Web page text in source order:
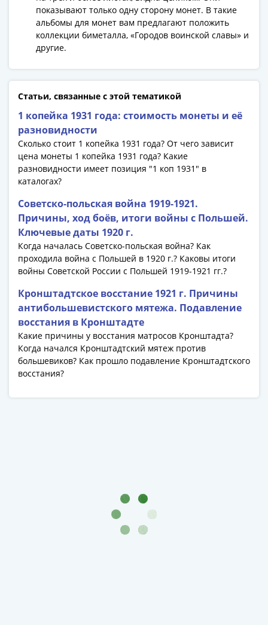
ВНЕШПОСЫЛТОРГ
Дорожные
Круизные
Отрезные
(серия
Другие
Наборы
коллекции
показывают только одну сторону монет. В такие
альбомы для монет вам предлагают положить
коллекции биметалла, «Городов воинской славы» и
другие.
Статьи, связанные с этой тематикой
1 копейка 1931 года: стоимость монеты и её
разновидности
Сколько стоит 1 копейка 1931 года? От чего зависит
цена монеты 1 копейка 1931 года? Какие
разновидности имеет позиция "1 коп 1931" в
каталогах?
Советско-польская война 1919-1921.
Причины, ход боёв, итоги войны с Польшей.
Ключевые даты 1920 г.
Когда началась Советско-польская война? Как
проходила война с Польшей в 1920 г.? Каковы итоги
войны Советской России с Польшей 1919-1921 гг.?
Кронштадтское восстание 1921 г. Причины
антибольшевистского мятежа. Подавление
восстания в Кронштадте
Какие причины у восстания матросов Кронштадта?
Когда начался Кронштадтский мятеж против
большевиков? Как прошло подавление Кронштадтского
восстания?